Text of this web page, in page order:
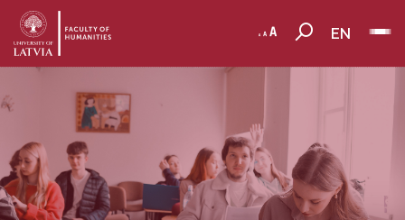
EN